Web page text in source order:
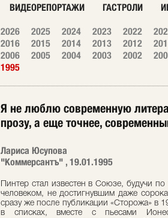
ВИДЕОРЕПОРТАЖИ ГАСТРОЛИ
2026 2025 2024 2023 2022
2016
2015 2014 2013 2012
2006
2005 2004 2003 2002
1995
Я не люблю современную
прозу, а еще точнее,
Лариса Юсупова
"Коммерсантъ" , 19.01.1995
Пинтер стал известен в Союзе, будучи
человеком, не достигнувшим даже
сразу же после публикации «Сторожа» в
в списках, вместе с пьесами